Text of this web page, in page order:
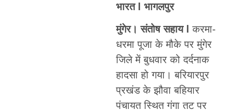
भारत l भागलपुर
मुंगेर। संतोष सहाय lकरमा-
धरमा पूजा के मौके पर मुंगेर
जिले में बुधवार को दर्दनाक
हादसा हो गया। बरियारपुर
प्रखंड के झौवा बहियार
पंचायत स्थित गंगा तट पर